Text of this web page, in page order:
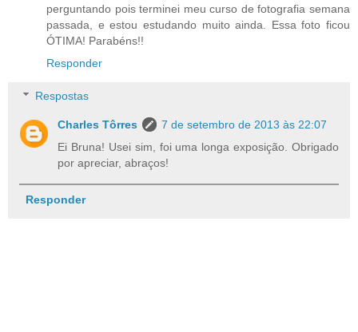
perguntando pois terminei meu curso de fotografia semana
passada, e estou estudando muito ainda. Essa foto ficou
ÓTIMA! Parabéns!!
Responder
Respostas
Charles Tôrres
7 de setembro de 2013 às 22:07
Ei Bruna! Usei sim, foi uma longa exposição. Obrigado
por apreciar, abraços!
Responder